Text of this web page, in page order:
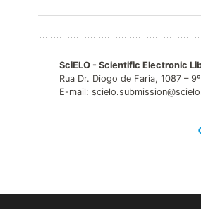
SciELO - Scientific Electronic
Rua Dr. Diogo de Faria, 1087 –
E-mail: